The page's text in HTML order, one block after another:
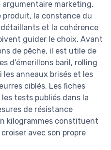
argumentaire marketing.
produit, la constance du
et la cohérence
guider le choix. Avant
de pêche, il est utile de
d’émerillons baril, rolling
les anneaux brisés et les
ciblés. Les fiches
tests publiés dans la
de résistance
kilogrammes constituent
avec son propre